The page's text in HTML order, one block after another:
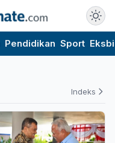
Pendidikan Sport
Indeks